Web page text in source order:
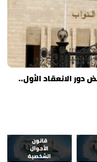
الانعقاد الأول..
قانون
الأحوال
الشخصية